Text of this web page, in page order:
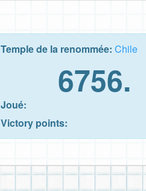
Temple de la renommée: Chile
6756.
Joué:
Victory points: